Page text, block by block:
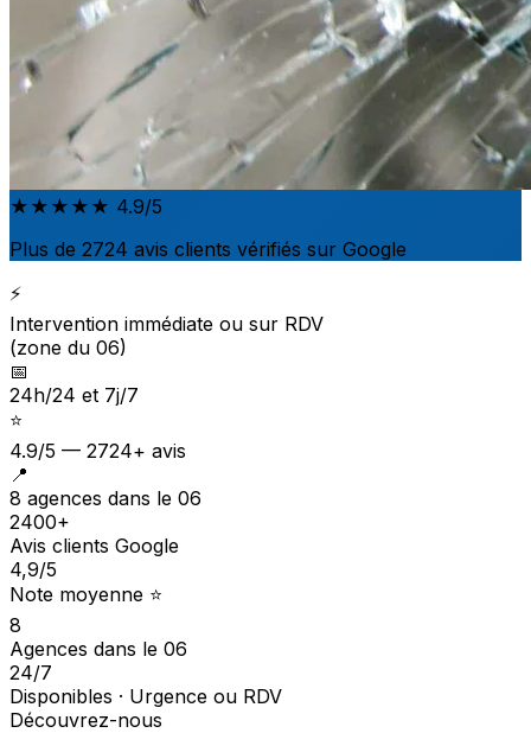
★★★★★ 4.9/5
Plus de 2724 avis clients vérifiés sur Google
⚡
Intervention immédiate ou sur RDV
(zone du 06)
📅
24h/24 et 7j/7
⭐
4.9/5 — 2724+ avis
📍
8 agences dans le 06
2400+
Avis clients Google
4,9/5
Note moyenne ⭐
8
Agences dans le 06
24/7
Disponibles · Urgence ou RDV
Découvrez-nous